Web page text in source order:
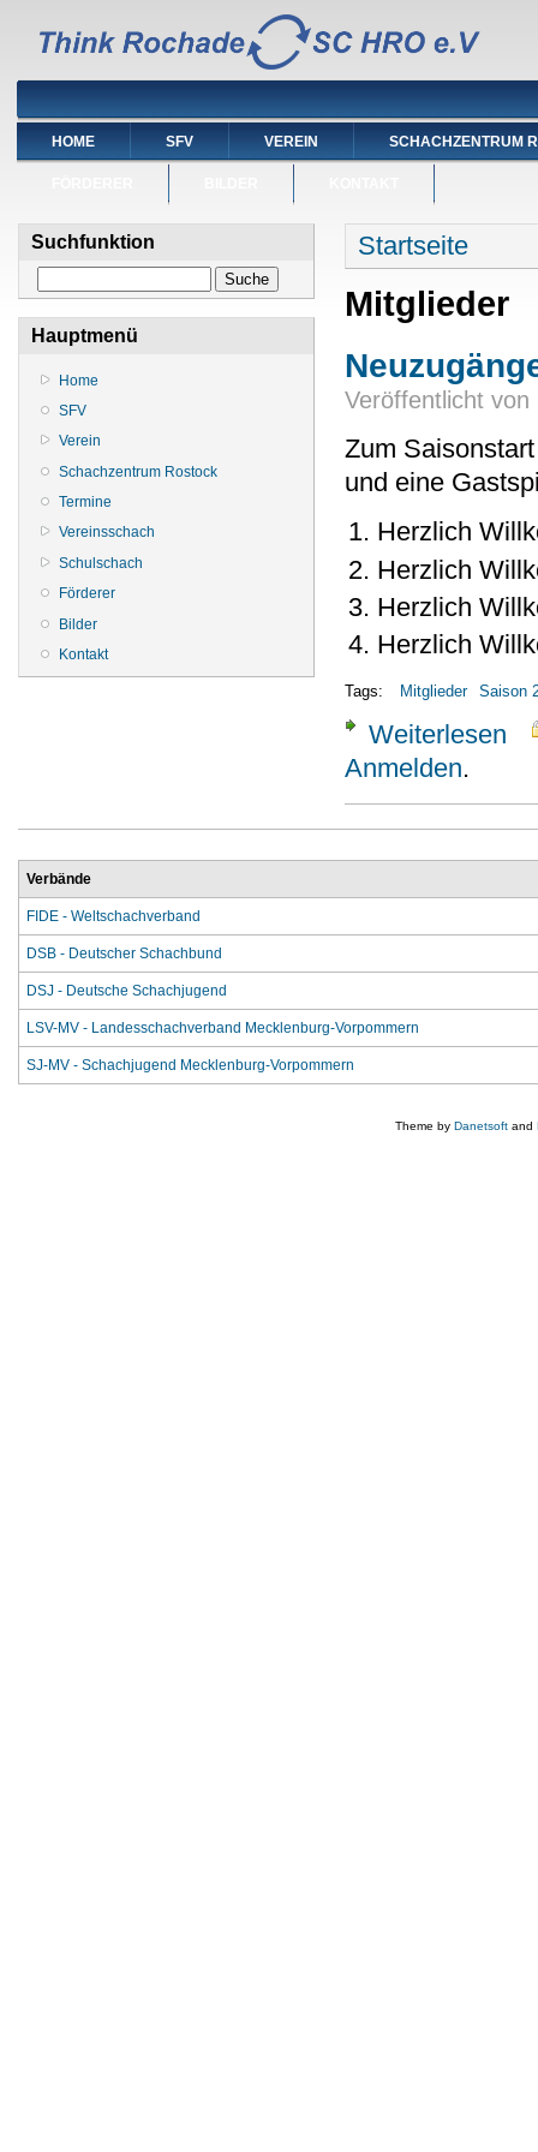
HOME SFV VEREIN SCHACHZENTRUM
Suchfunktion
Hauptmenü
Home
SFV
Verein
Schachzentrum Rostock
Termine
Vereinsschach
Schulschach
Förderer
Bilder
Kontakt
Sie sind hier
Startseite
Mitglieder
Veröffentlicht von
Zum
und eine
Herzlich
Herzlich
Herzlich
Herzlich
Tags: Mitglieder Saison
Weiterlesen
Anmelden.
Verbände
FIDE - Weltschachverband
DSB - Deutscher Schachbund
DSJ - Deutsche Schachjugend
LSV-MV - Landesschachverband Mecklenburg-Vorpommern
SJ-MV - Schachjugend Mecklenburg-Vorpommern
Theme by Danetsoft and